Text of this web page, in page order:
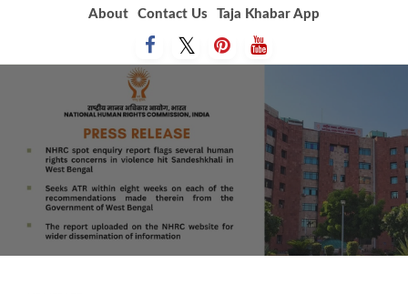
About Contact Us Taja Khabar App